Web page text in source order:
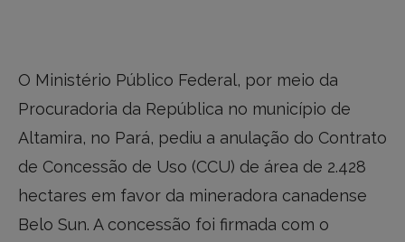
O Ministério Público Federal, por meio da
Procuradoria da República no município de
Altamira, no Pará, pediu a anulação do Contrato
de Concessão de Uso (CCU) de área de 2.428
hectares em favor da mineradora canadense
Belo Sun. A concessão foi firmada com o